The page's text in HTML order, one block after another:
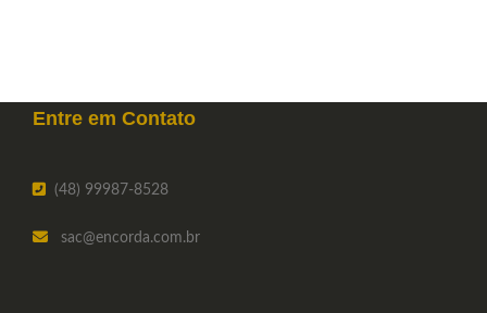
Entre em Contato
(48) 99987-8528
sac@encorda.com.br